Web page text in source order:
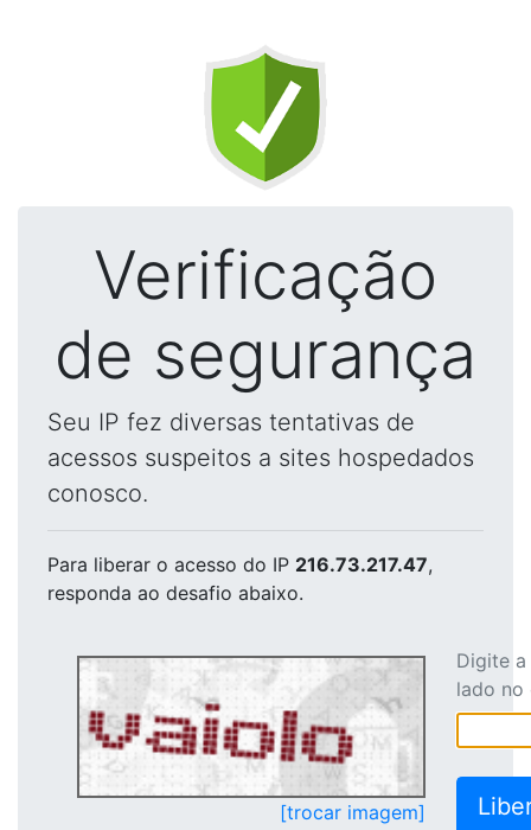
Verificação
de segurança
Seu IP fez diversas tentativas de
acessos suspeitos a sites hospedados
conosco.
Para liberar o acesso do IP 216.73.217.47,
responda ao desafio abaixo.
[trocar imagem]
Digite
lado no